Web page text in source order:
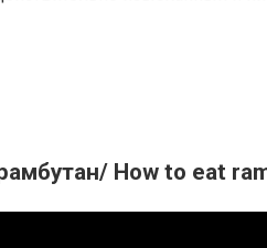
How to eat